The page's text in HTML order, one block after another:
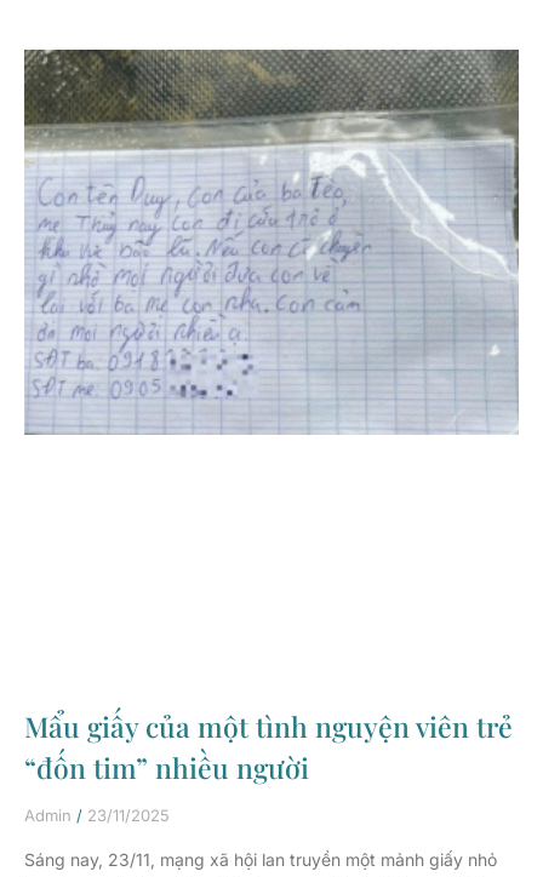
Mẩu giấy của một tình nguyện viên trẻ
“đốn tim” nhiều người
Admin 23/11/2025
Sáng nay, 23/11, mạng xã hội lan truyền một mảnh giấy nhỏ